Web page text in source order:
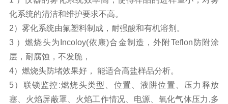
化系统的清洁和维护要求不高。
2）雾化系统由氟塑料制成，耐强酸和有机溶剂。
3 ）燃烧头为Incoloy(依康)合金制造，外附Teflon防附涂
层，耐腐蚀，不发脆，
4）燃烧头防堵效果好， 能适合高盐样品分析。
5）联锁监控:燃烧头类型、位置、液阱位置、压力释放
塞、火焰屏蔽罩、火焰工作情况、电源、氧化气体压力,多